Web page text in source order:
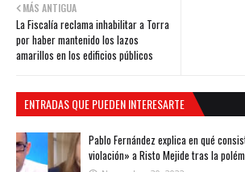
MÁS ANTIGUA
La Fiscalía reclama inhabilitar a Torra
por haber mantenido los lazos
amarillos en los edificios públicos
ENTRADAS QUE PUEDEN INTERESARTE
Pablo Fernández explica en qué
violación» a Risto Mejide tras la